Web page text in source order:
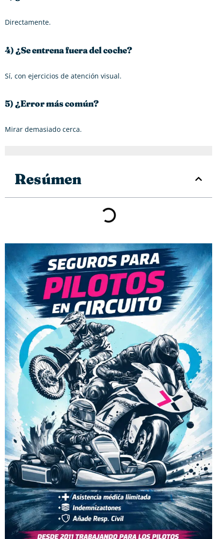
Directamente.
4) ¿Se entrena fuera del coche?
Sí, con ejercicios de atención visual.
5) ¿Error más común?
Mirar demasiado cerca.
Resúmen